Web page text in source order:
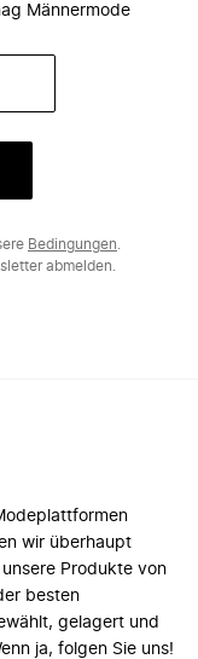
Männermode
Bedingungen
abmelden.
wir überhaupt
Produkte von
besten
gelagert und
ja, folgen Sie uns!